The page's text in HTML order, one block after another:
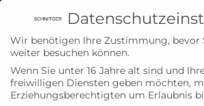
Dr.-Berns-Str. 4a-6 |
02841-88142-0
Besuchen Sie uns auf
Instagram
Wir benötigen Ihre Zustimmung, bevor
weiter besuchen können.
Wenn Sie unter 16 Jahre alt sind und
freiwilligen Diensten geben möchten,
Erziehungsberechtigten um Erlaubnis